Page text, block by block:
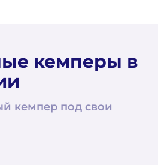
кемперы в
кемпер под свои